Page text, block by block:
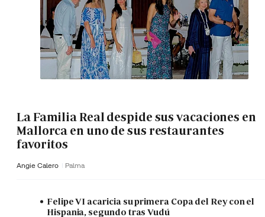
La Familia Real despide sus vacaciones en
Mallorca en uno de sus restaurantes
favoritos
Angie Calero Palma
Felipe VI acaricia su primera Copa del Rey con el
Hispania, segundo tras Vudú